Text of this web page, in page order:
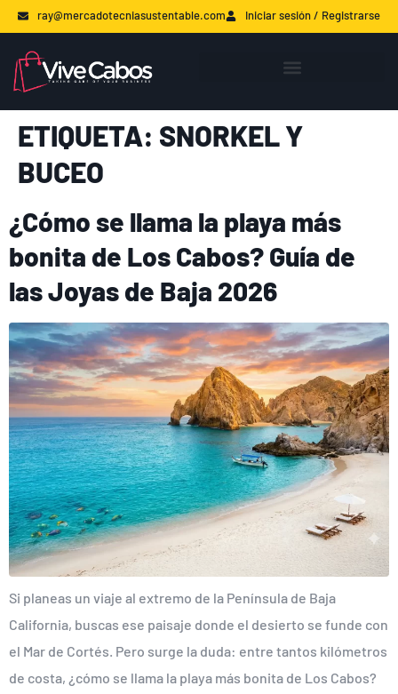
ray@mercadotecniasustentable.com Iniciar sesión / Registrarse
ETIQUETA: SNORKEL Y
BUCEO
¿Cómo se llama la playa más
bonita de Los Cabos? Guía de
las Joyas de Baja 2026
Si planeas un viaje al extremo de la Península de Baja
California, buscas ese paisaje donde el desierto se funde con
el Mar de Cortés. Pero surge la duda: entre tantos kilómetros
de costa, ¿cómo se llama la playa más bonita de Los Cabos?